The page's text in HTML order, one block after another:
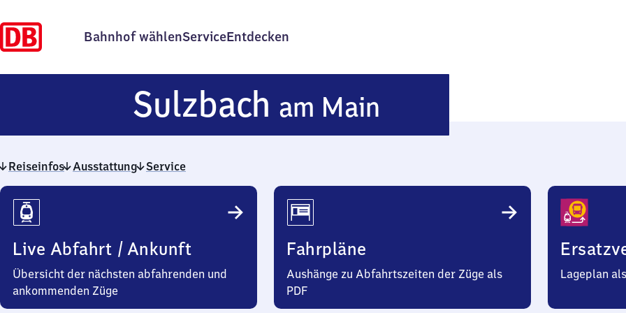
Bahnhof wählenServiceEntdecken
Sulzbach am Main
am Main
Reiseinfos Ausstattung Service
Reiseinfos
Live Abfahrt / Ankunft
Übersicht der nächsten abfahrenden und
ankommenden Züge
Fahrpläne
Aushänge zu Abfahrtszeiten der Züge als
PDF
Lageplan